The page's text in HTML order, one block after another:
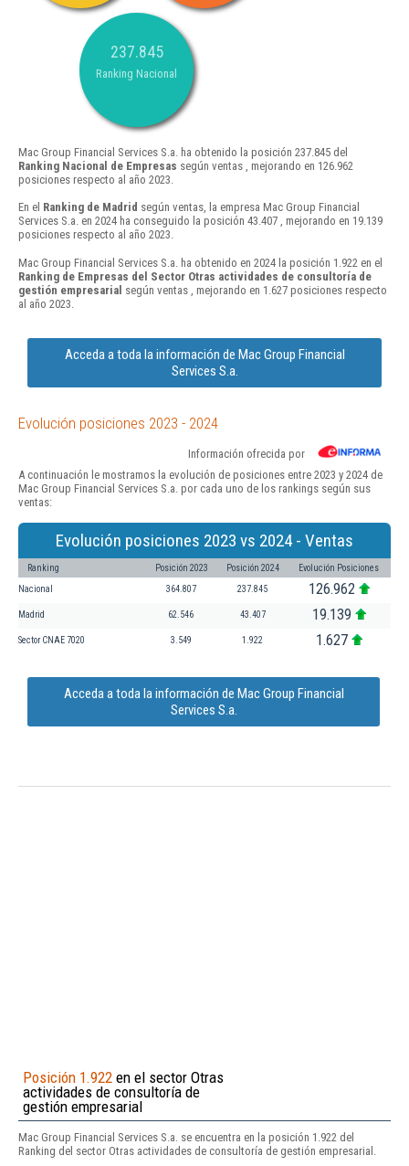
237.845
Ranking Nacional
Mac Group Financial Services S.a. ha obtenido la posición 237.845 del
Ranking Nacional de Empresas según ventas , mejorando en 126.962
posiciones respecto al año 2023.
En el Ranking de Madrid según ventas, la empresa Mac Group Financial
Services S.a. en 2024 ha conseguido la posición 43.407 , mejorando en 19.139
posiciones respecto al año 2023.
Mac Group Financial Services S.a. ha obtenido en 2024 la posición 1.922 en el
Ranking de Empresas del Sector Otras actividades de consultoría de
gestión empresarial según ventas , mejorando en 1.627 posiciones respecto
al año 2023.
Acceda a toda la información de Mac Group Financial
Services S.a.
Evolución posiciones 2023 - 2024
Información ofrecida por
A continuación le mostramos la evolución de posiciones entre 2023 y 2024 de
Mac Group Financial Services S.a. por cada uno de los rankings según sus
ventas:
Evolución posiciones 2023 vs 2024 - Ventas
Ranking Posición 2023 Posición 2024 Evolución Posiciones
Nacional 364.807 237.845 126.962
Madrid 62.546 43.407 19.139
Sector CNAE 7020 3.549 1.922 1.627
Acceda a toda la información de Mac Group Financial
Services S.a.
Posición 1.922 en el sector Otras
actividades de consultoría de
gestión empresarial
Mac Group Financial Services S.a. se encuentra en la posición 1.922 del
Ranking del sector Otras actividades de consultoría de gestión empresarial.